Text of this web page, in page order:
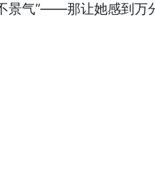
气”——那让她感到万